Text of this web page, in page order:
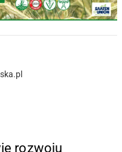
rozwoju